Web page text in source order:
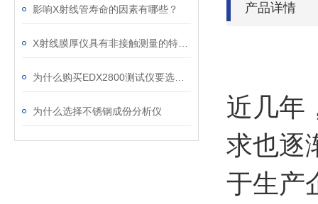
影响X射线管寿命的因素有哪些？
为什么选择不锈钢成份分析仪
产品详情
近几年
求也逐
于生产